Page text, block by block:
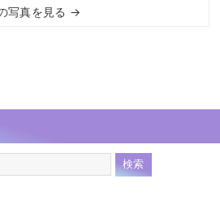
写真を見る →